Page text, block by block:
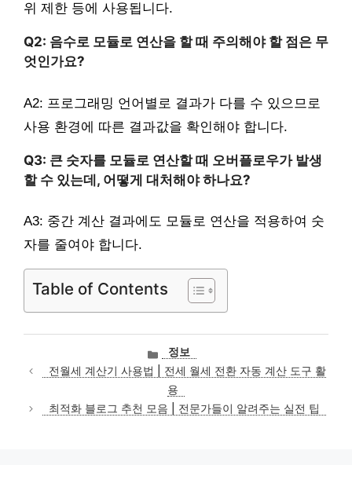
위 제한 등에 사용됩니다.
Q2: 음수로 모듈로 연산을 할 때 주의해야 할 점은 무
엇인가요?
A2: 프로그래밍 언어별로 결과가 다를 수 있으므로
사용 환경에 따른 결과값을 확인해야 합니다.
Q3: 큰 숫자를 모듈로 연산할 때 오버플로우가 발생
할 수 있는데, 어떻게 대처해야 하나요?
A3: 중간 계산 결과에도 모듈로 연산을 적용하여 숫
자를 줄여야 합니다.
Table of Contents
카
테
고
리
정보
전월세 계산기 사용법 | 전세 월세 전환 자동 계산 도구 활
용
최적화 블로그 추천 모음 | 전문가들이 알려주는 실전 팁